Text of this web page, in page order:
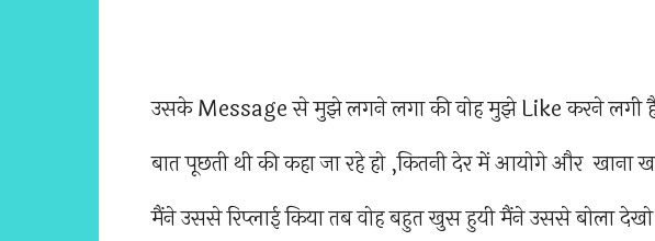
उसके Message से मुझे लगने लगा की वोह मुझे Like करने लगी
बात पूछती थी की कहा जा रहे हो ,कितनी देर में आयोगे और
मैंने उससे रिप्लाई किया तब वोह बहुत खुस हुयी मैंने उससे बोला